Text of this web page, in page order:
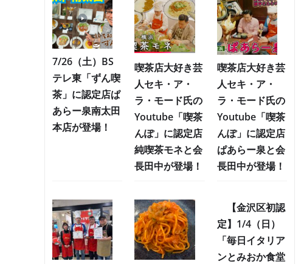
7/26（土）BS
テレ東「ずん喫
茶」に認定店ぱ
あらー泉南太田
本店が登場！
喫茶店大好き芸
人セキ・ア・
ラ・モード氏の
Youtube「喫茶
んぽ」に認定店
純喫茶モネと会
長田中が登場！
喫茶店大好き芸
人セキ・ア・
ラ・モード氏の
Youtube「喫茶
んぽ」に認定店
ぱあらー泉と会
長田中が登場！
【金沢区初認
定】1/4（日）
「毎日イタリア
ンとみおか食堂